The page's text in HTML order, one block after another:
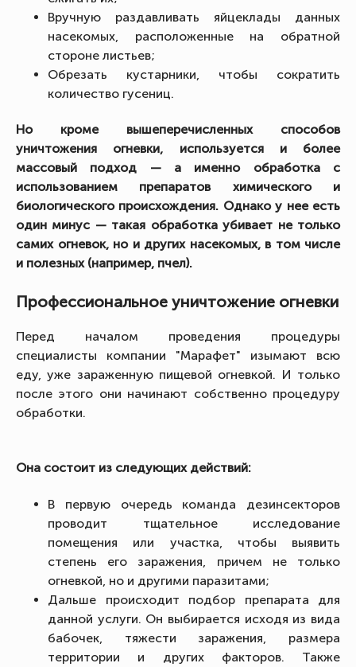
Вручную раздавливать яйцеклады данных
насекомых, расположенные на обратной
стороне листьев;
Обрезать кустарники, чтобы сократить
количество гусениц.
Но кроме вышеперечисленных способов
уничтожения огневки, используется и более
массовый подход — а именно обработка с
использованием препаратов химического и
биологического происхождения. Однако у нее есть
один минус — такая обработка убивает не только
самих огневок, но и других насекомых, в том числе
и полезных (например, пчел).
Профессиональное уничтожение огневки
Перед началом проведения процедуры
специалисты компании "Марафет" изымают всю
еду, уже зараженную пищевой огневкой. И только
после этого они начинают собственно процедуру
обработки.
Она состоит из следующих действий:
В первую очередь команда дезинсекторов
проводит тщательное исследование
помещения или участка, чтобы выявить
степень его заражения, причем не только
огневкой, но и другими паразитами;
Дальше происходит подбор препарата для
данной услуги. Он выбирается исходя из вида
бабочек, тяжести заражения, размера
территории и других факторов. Также